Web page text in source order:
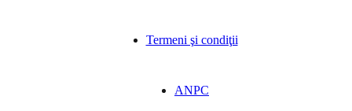
Termeni şi condiţii
ANPC